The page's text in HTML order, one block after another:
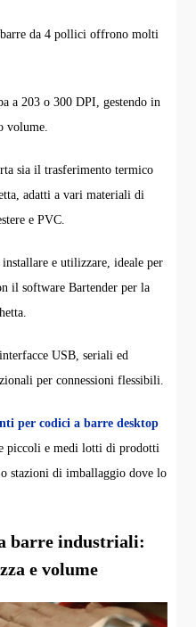
da 4 pollici offrono molti
a 203 o 300 DPI, gestendo in
volume.
sia il trasferimento termico
adatti a vari materiali di
e PVC.
e utilizzare, ideale per
il software Bartender per la
USB, seriali ed
per connessioni flessibili.
per codici a barre desktop
piccoli e medi lotti di prodotti
stazioni di imballaggio dove lo
barre industriali:
e volume